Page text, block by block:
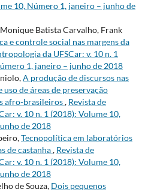
10, Número 1, janeiro – junho de
Batista Carvalho, Frank
e controle social nas margens da
da UFSCar: v. 10 n. 1
1, janeiro – junho de 2018
A produção de discursos nas
uso de áreas de preservação
afro-brasileiros, Revista de
v. 10 n. 1 (2018): Volume 10,
de 2018
Tecnopolítica em laboratórios
de castanha, Revista de
v. 10 n. 1 (2018): Volume 10,
de 2018
de Souza, Dois pequenos